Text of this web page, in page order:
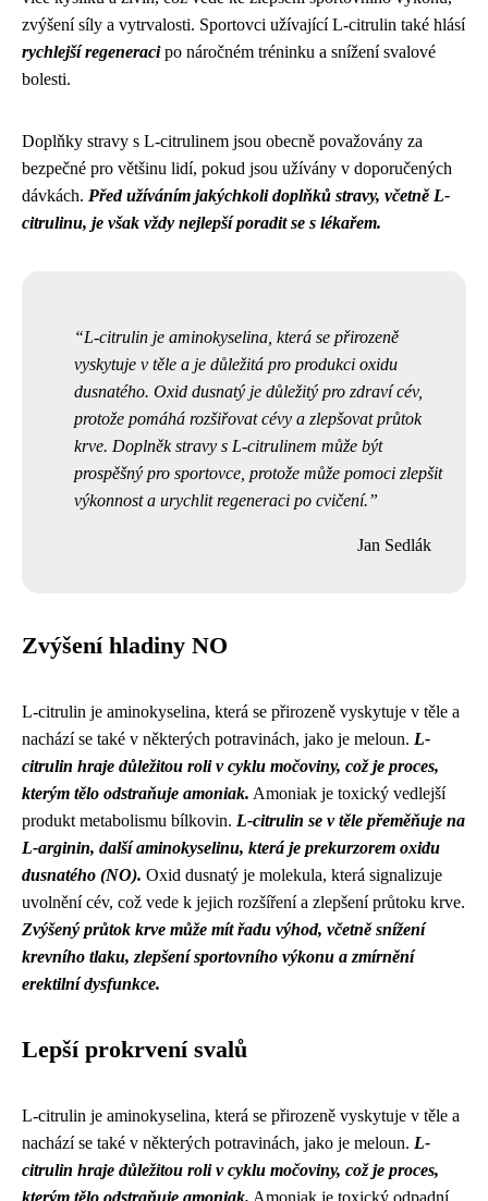
zvýšení síly a vytrvalosti. Sportovci užívající L-citrulin také hlásí
rychlejší regeneracipo náročném tréninku a snížení svalové
bolesti.
Doplňky stravy s L-citrulinem jsou obecně považovány za
bezpečné pro většinu lidí, pokud jsou užívány v doporučených
dávkách. Před užíváním jakýchkoli doplňků stravy, včetně L-
citrulinu, je však vždy nejlepší poradit se s lékařem.
L-citrulin je aminokyselina, která se přirozeně
vyskytuje v těle a je důležitá pro produkci oxidu
dusnatého. Oxid dusnatý je důležitý pro zdraví cév,
protože pomáhá rozšiřovat cévy a zlepšovat průtok
krve. Doplněk stravy s L-citrulinem může být
prospěšný pro sportovce, protože může pomoci zlepšit
výkonnost a urychlit regeneraci po cvičení.
Jan Sedlák
Zvýšení hladiny NO
L-citrulin je aminokyselina, která se přirozeně vyskytuje v těle a
nachází se také v některých potravinách, jako je meloun. L-
citrulin hraje důležitou roli v cyklu močoviny, což je proces,
kterým tělo odstraňuje amoniak. Amoniak je toxický vedlejší
produkt metabolismu bílkovin. L-citrulin se v těle přeměňuje na
L-arginin, další aminokyselinu, která je prekurzorem oxidu
dusnatého (NO). Oxid dusnatý je molekula, která signalizuje
uvolnění cév, což vede k jejich rozšíření a zlepšení průtoku krve.
Zvýšený průtok krve může mít řadu výhod, včetně snížení
krevního tlaku, zlepšení sportovního výkonu a zmírnění
erektilní dysfunkce.
Lepší prokrvení svalů
L-citrulin je aminokyselina, která se přirozeně vyskytuje v těle a
nachází se také v některých potravinách, jako je meloun. L-
citrulin hraje důležitou roli v cyklu močoviny, což je proces,
kterým tělo odstraňuje amoniak. Amoniak je toxický odpadní